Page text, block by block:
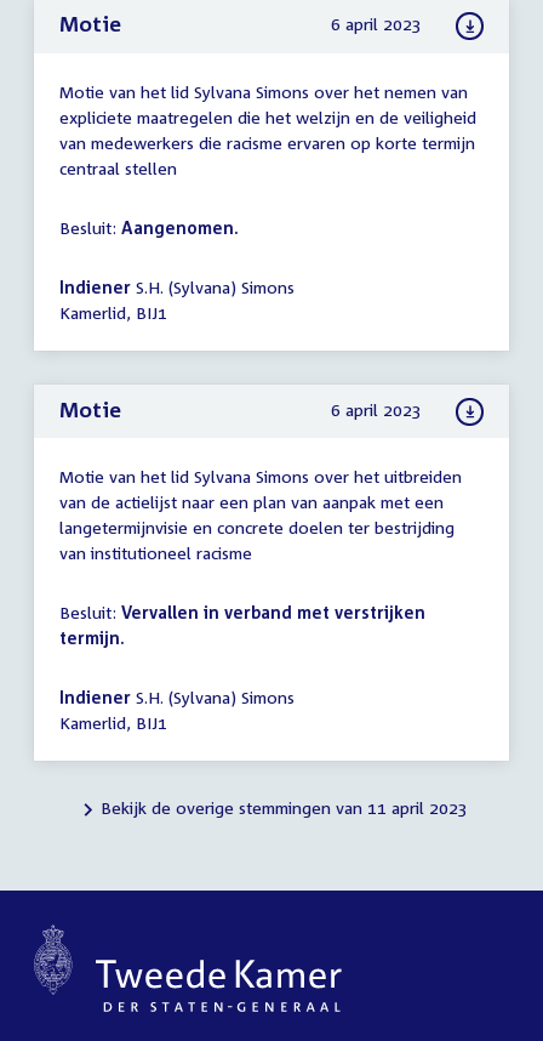
Motie 6 april 2023
Motie van het lid Sylvana Simons over het nemen van
expliciete maatregelen die het welzijn en de veiligheid
van medewerkers die racisme ervaren op korte termijn
centraal stellen
Besluit: Aangenomen.
Indiener S.H. (Sylvana) Simons
Kamerlid, BIJ1
Motie 6 april 2023
Motie van het lid Sylvana Simons over het uitbreiden
van de actielijst naar een plan van aanpak met een
langetermijnvisie en concrete doelen ter bestrijding
van institutioneel racisme
Besluit: Vervallen in verband met verstrijken
termijn.
Indiener S.H. (Sylvana) Simons
Kamerlid, BIJ1
Bekijk de overige stemmingen van 11 april 2023